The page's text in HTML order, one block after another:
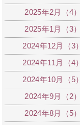
2025年2月（4）
2025年1月（3）
2024年12月（3）
2024年11月（4）
2024年10月（5）
2024年9月（2）
2024年8月（5）